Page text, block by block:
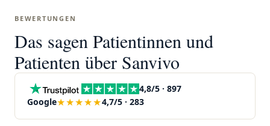
BEWERTUNGEN
Das sagen Patientinnen und
Patienten über Sanvivo
4,8/5 · 897
Google★★★★★4,7/5 · 283